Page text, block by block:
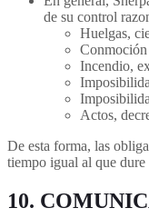
de su control
Huelgas,
Conmoción
Incendio,
Actos,
De esta forma, las
tiempo igual al que dure
10.